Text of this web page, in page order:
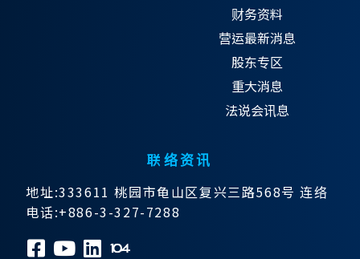
财务资料
营运最新消息
股东专区
重大消息
法说会讯息
联络资讯
地址:333611 桃园市龟山区复兴三路568号 连络
电话:+886-3-327-7288